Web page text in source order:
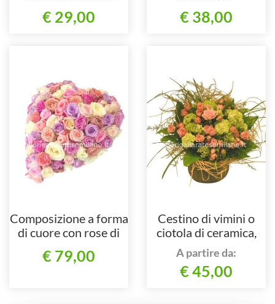
rose.
€ 29,00 € 38,00
Composizione a forma
di cuore con rose di
€ 79,00
Cestino di vimini o
ciotola di ceramica,
composto da rose e
verde pregiato.
A partire da:
€ 45,00